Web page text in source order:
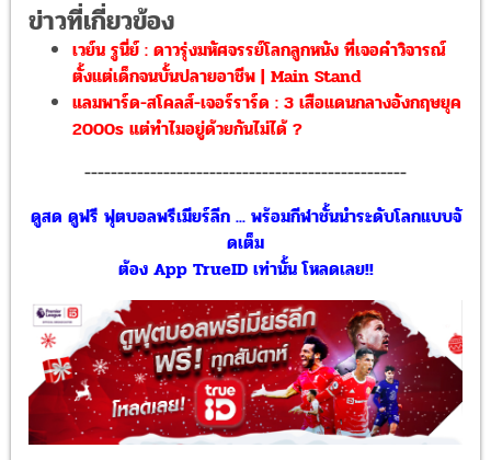
ข่าวที่เกี่ยวข้อง
เวย์น รูนี่ย์ : ดาวรุ่งมหัศจรรย์โลกลูกหนัง ที่เจอคำวิจารณ์
ตั้งแต่เด็กจนบั้นปลายอาชีพ | Main Stand
แลมพาร์ด-สโคลส์-เจอร์ราร์ด : 3 เสือแดนกลางอังกฤษยุค
2000s แต่ทำไมอยู่ด้วยกันไม่ได้ ?
-------------------------------------------------
ดูสด ดูฟรี ฟุตบอลพรีเมียร์ลีก ... พร้อมกีฬาชั้นนำระดับโลกแบบจั
ดเต็ม
ต้อง App TrueID เท่านั้น โหลดเลย!!